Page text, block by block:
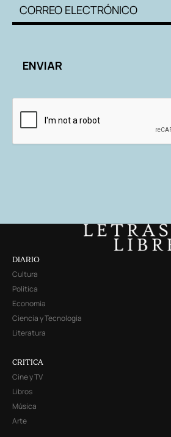
DIARIO
Cultura
Política
Economía
Ciencia y Tecnología
Literatura
CRITICA
Cine y TV
Libros
Música
Arte